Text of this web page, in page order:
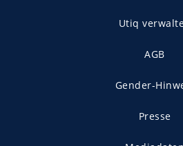
Utiq
AGB
Gender-
Presse